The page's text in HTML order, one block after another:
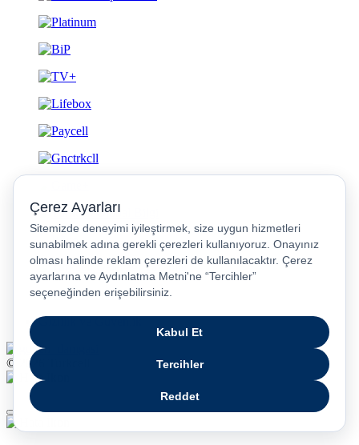
Gizlilik ve Güvenlik
© 2026 Turkcell